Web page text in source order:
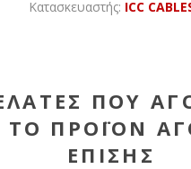
Κατασκευαστής: ICC
ΠΟΥ
ΤΟ ΠΡΟΪΌΝ
ΕΠΊΣΗΣ